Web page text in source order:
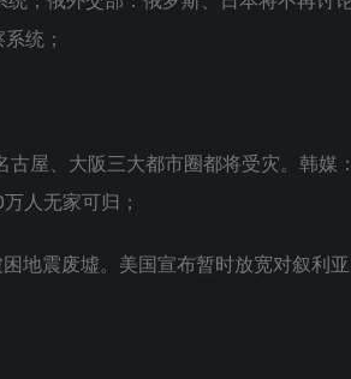
统；
屋、大阪三大都市圈都将受灾。韩媒
人无家可归；
地震废墟。美国宣布暂时放宽对叙利亚